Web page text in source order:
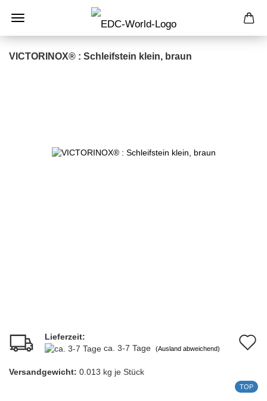
VICTORINOX® : Schleifstein klein, braun
Lieferzeit:
ca. 3-7 Tage
(Ausland abweichend)
Versandgewicht: 0.013 kg je Stück
TOP